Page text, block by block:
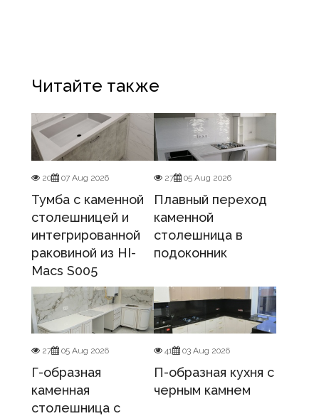
Читайте также
20 07 Aug 2026
Тумба с каменной
столешницей и
интегрированной
раковиной из HI-
Macs S005
27 05 Aug 2026
Плавный переход
каменной
столешница в
подоконник
27 05 Aug 2026
Г-образная
каменная
столешница с
41 03 Aug 2026
П-образная кухня с
черным камнем